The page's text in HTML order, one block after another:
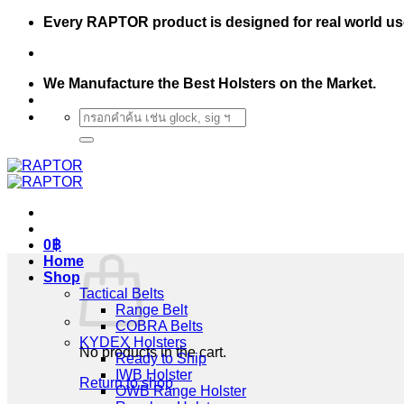
Skip
content
Every RAPTOR product is designed for real world
We Manufacture the Best Holsters on the Market.
Search
for:
0฿
No products in the cart.
Return to shop
Home
Shop
Tactical Belts
Range Belt
COBRA Belts
KYDEX Holsters
Ready to Ship
IWB Holster
OWB Range Holster